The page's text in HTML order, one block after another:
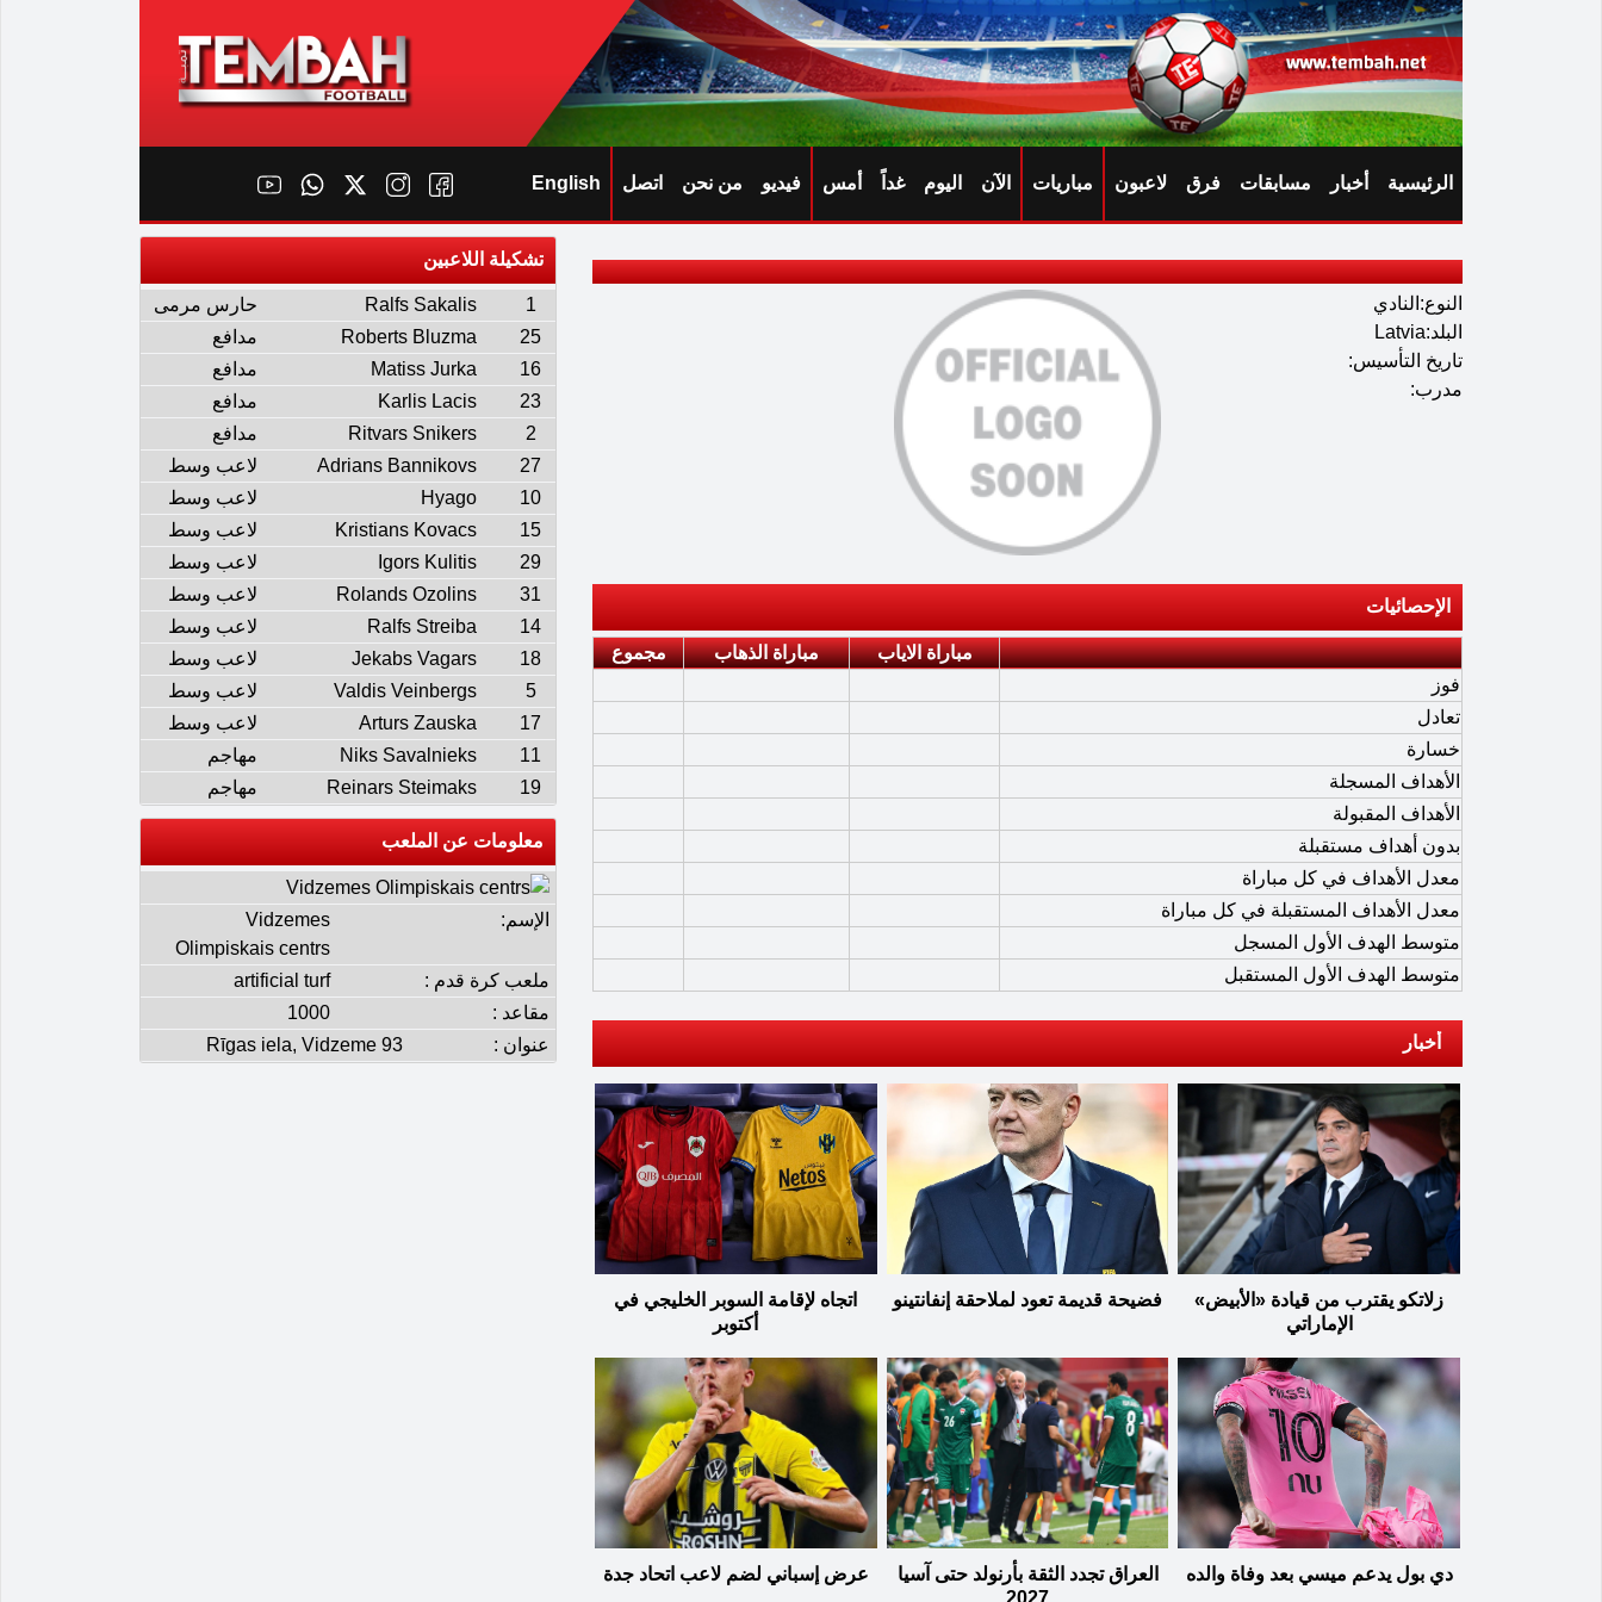
الرئيسية أخبار مسابقات فرق لاعبون مباريات الآن اليوم غداً أمس فيديو من نحن اتصل English
النوع:النادي
البلد:Latvia
تاريخ التأسيس:
مدرب:
الإحصائيات
مباراة الاياب مباراة الذهاب
مجموع
فوز
تعادل
خسارة
الأهداف المسجلة
الأهداف المقبولة
بدون أهداف مستقبلة
معدل الأهداف في كل مباراة
معدل الأهداف المستقبلة في كل مباراة
متوسط الهدف الأول المسجل
متوسط الهدف الأول المستقبل
أخبار
زلاتكو يقترب من قيادة «الأبيض»
الإماراتي
فضيحة قديمة تعود لملاحقة إنفانتينو
اتجاه لإقامة السوبر الخليجي في
أكتوبر
دي بول يدعم ميسي بعد وفاة والده
العراق تجدد الثقة بأرنولد حتى آسيا
عرض إسباني لضم لاعب اتحاد جدة
تشكيلة اللاعبين
1
Ralfs Sakalis
حارس مرمى
25
Roberts Bluzma
مدافع
16
Matiss Jurka
مدافع
23
Karlis Lacis
مدافع
2
Ritvars Snikers
مدافع
27
Adrians Bannikovs
لاعب وسط
10
Hyago
لاعب وسط
15
Kristians Kovacs
لاعب وسط
29
Igors Kulitis
لاعب وسط
31
Rolands Ozolins
لاعب وسط
14
Ralfs Streiba
لاعب وسط
18
Jekabs Vagars
لاعب وسط
5
Valdis Veinbergs
لاعب وسط
17
Arturs Zauska
لاعب وسط
11
Niks Savalnieks
مهاجم
19
Reinars Steimaks مهاجم
معلومات عن الملعب
الإسم:
Vidzemes
Olimpiskais centrs
ملعب كرة قدم :
artificial turf
مقاعد :
1000
عنوان :
93 Rīgas iela, Vidzeme